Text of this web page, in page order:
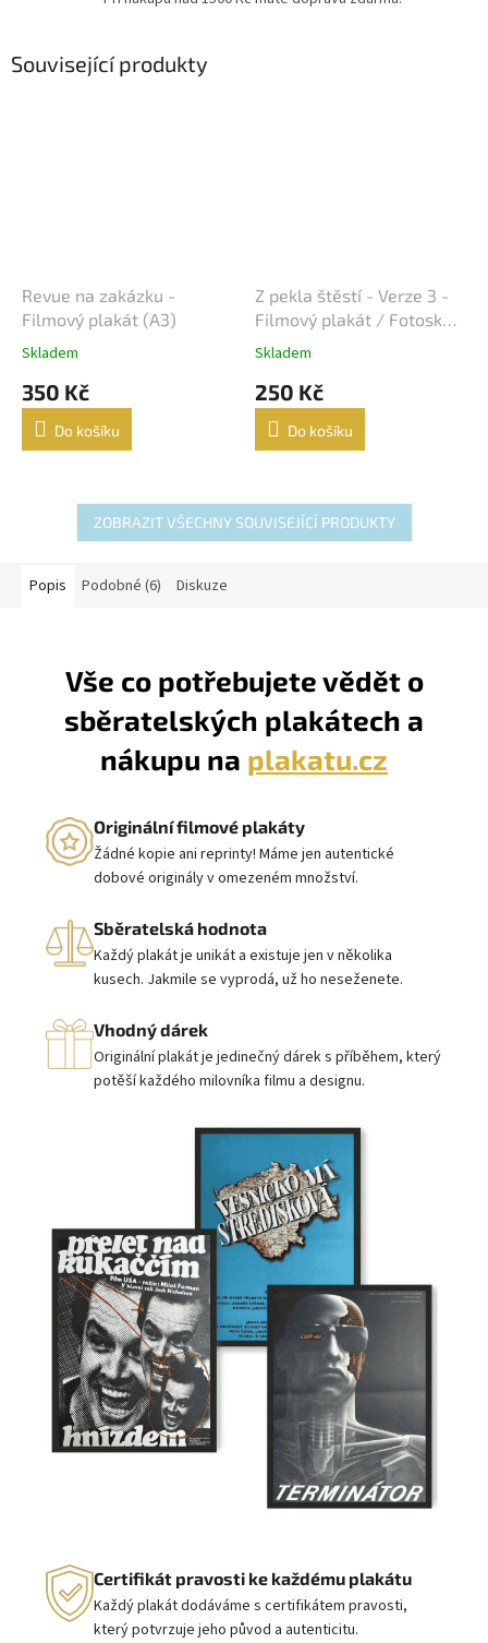
Související produkty
Revue na zakázku -
Filmový plakát (A3)
Skladem
350 Kč
Do košíku
Z pekla štěstí - Verze 3 -
Filmový plakát / Fotoska /
Slepka (cca A4)
Skladem
250 Kč
Do košíku
ZOBRAZIT VŠECHNY SOUVISEJÍCÍ PRODUKTY
Popis Podobné (6) Diskuze
Vše co potřebujete vědět o
sběratelských plakátech a
nákupu na plakatu.cz
Originální filmové plakáty
Žádné kopie ani reprinty! Máme jen autentické
dobové originály v omezeném množství.
Sběratelská hodnota
Každý plakát je unikát a existuje jen v několika
kusech. Jakmile se vyprodá, už ho neseženete.
Vhodný dárek
Originální plakát je jedinečný dárek s příběhem, který
potěší každého milovníka filmu a designu.
Certifikát pravosti ke každému plakátu
Každý plakát dodáváme s certifikátem pravosti,
který potvrzuje jeho původ a autenticitu.